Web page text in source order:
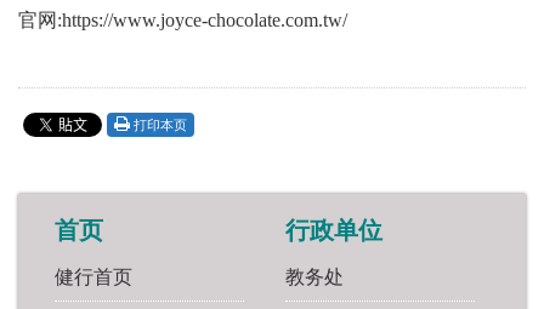
官网:https://www.joyce-chocolate.com.tw/
打印本页
首页
健行首页
行政单位
教务处